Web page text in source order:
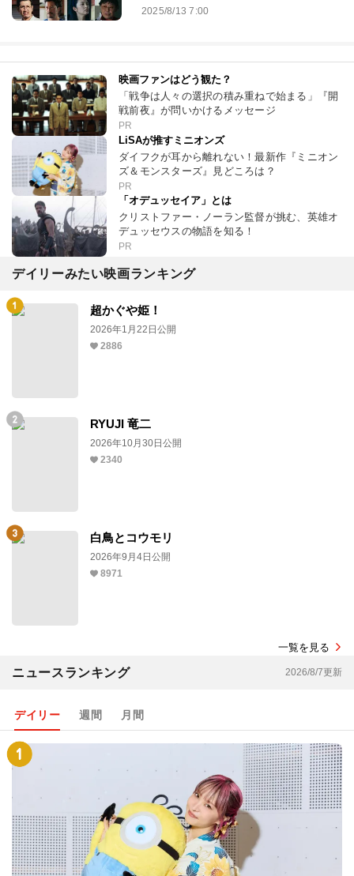
2025/8/13 7:00
映画ファンはどう観た？
「戦争は人々の選択の積み重ねで始まる」『開
戦前夜』が問いかけるメッセージ
PR
LiSAが推すミニオンズ
ダイフクが耳から離れない！最新作『ミニオン
ズ＆モンスターズ』見どころは？
PR
「オデュッセイア」とは
クリストファー・ノーラン監督が挑む、英雄オ
デュッセウスの物語を知る！
PR
デイリーみたい映画ランキング
超かぐや姫！
2026年1月22日公開
2886
RYUJI 竜二
2026年10月30日公開
2340
白鳥とコウモリ
2026年9月4日公開
8971
一覧を見る
ニュースランキング 2026/8/7更新
デイリー 週間 月間